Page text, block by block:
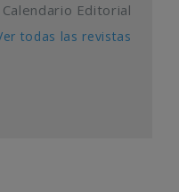
Calendario Editorial
todas las revistas